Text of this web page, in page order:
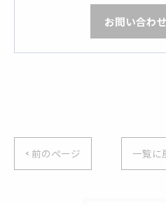
お問い合わ
< 前のページ 一覧に